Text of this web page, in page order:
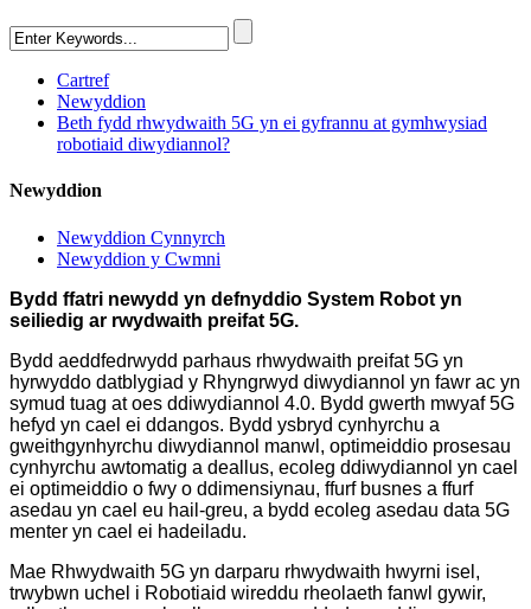
Cartref
Newyddion
Beth fydd rhwydwaith 5G yn ei gyfrannu at gymhwysiad
robotiaid diwydiannol?
Newyddion
Newyddion Cynnyrch
Newyddion y Cwmni
Bydd ffatri newydd yn defnyddio System Robot yn
seiliedig ar rwydwaith preifat 5G.
Bydd aeddfedrwydd parhaus rhwydwaith preifat 5G yn
hyrwyddo datblygiad y Rhyngrwyd diwydiannol yn fawr ac yn
symud tuag at oes ddiwydiannol 4.0. Bydd gwerth mwyaf 5G
hefyd yn cael ei ddangos. Bydd ysbryd cynhyrchu a
gweithgynhyrchu diwydiannol manwl, optimeiddio prosesau
cynhyrchu awtomatig a deallus, ecoleg ddiwydiannol yn cael
ei optimeiddio o fwy o ddimensiynau, ffurf busnes a ffurf
asedau yn cael eu hail-greu, a bydd ecoleg asedau data 5G
menter yn cael ei hadeiladu.
Mae Rhwydwaith 5G yn darparu rhwydwaith hwyrni isel,
trwybwn uchel i Robotiaid wireddu rheolaeth fanwl gywir,